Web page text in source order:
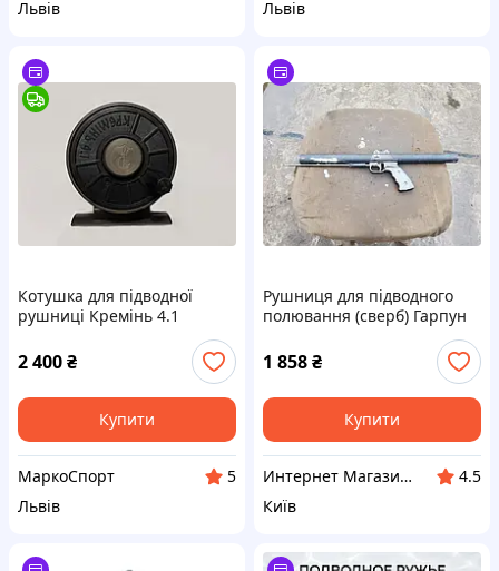
Львів
Львів
Котушка для підводної
рушниці Кремінь 4.1
2 400₴
Купити
МаркоСпорт
5
Львів
Рушниця для підводного
полювання (сверб) Гарпун
для підводного полювання
на рибу РПС не комплект, як
на фото нове СРСР
1 858₴
Купити
Интернет Магазин Лавка Старьевщика Вадима БУ запчастей и товаров СССР !!!
4.5
Київ